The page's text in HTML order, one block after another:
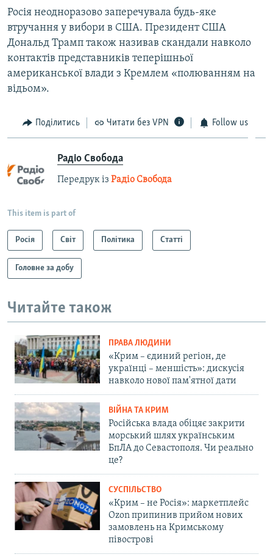
Росія неодноразово заперечувала будь-яке
втручання у вибори в США. Президент США
Дональд Трамп також називав скандали навколо
контактів представників теперішньої
американської влади з Кремлем «полюванням на
відьом».
Поділитись Читати без VPN Follow us
Радіо Свобода
Передрук із Радіо Свобода
This item is part of
Росія Світ Політика Статті
Головне за добу
Читайте також
ПРАВА ЛЮДИНИ
«Крим – єдиний регіон, де
українці – меншість»: дискусія
навколо нової пам'ятної дати
ВІЙНА ТА КРИМ
Російська влада обіцяє закрити
морський шлях українським
БпЛА до Севастополя. Чи реально
це?
СУСПІЛЬСТВО
«Крим – не Росія»: маркетплейс
Ozon припинив прийом нових
замовлень на Кримському
півострові